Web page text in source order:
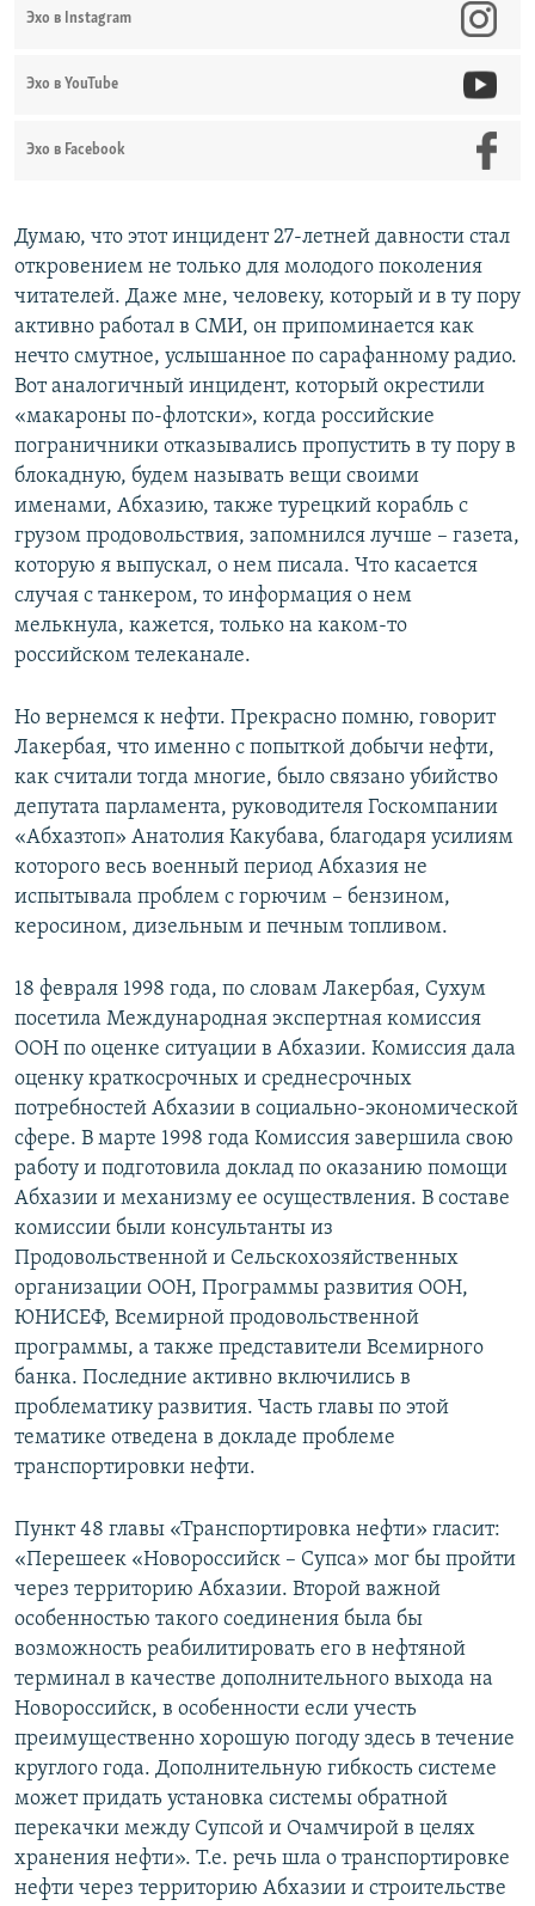
Эхо в Instagram
Эхо в YouTube
Эхо в Facebook
Думаю, что этот инцидент 27-летней давности стал
откровением не только для молодого поколения
читателей. Даже мне, человеку, который и в ту пору
активно работал в СМИ, он припоминается как
нечто смутное, услышанное по сарафанному радио.
Вот аналогичный инцидент, который окрестили
«макароны по-флотски», когда российские
пограничники отказывались пропустить в ту пору в
блокадную, будем называть вещи своими
именами, Абхазию, также турецкий корабль с
грузом продовольствия, запомнился лучше – газета,
которую я выпускал, о нем писала. Что касается
случая с танкером, то информация о нем
мелькнула, кажется, только на каком-то
российском телеканале.
Но вернемся к нефти. Прекрасно помню, говорит
Лакербая, что именно с попыткой добычи нефти,
как считали тогда многие, было связано убийство
депутата парламента, руководителя Госкомпании
«Абхазтоп» Анатолия Какубава, благодаря усилиям
которого весь военный период Абхазия не
испытывала проблем с горючим – бензином,
керосином, дизельным и печным топливом.
18 февраля 1998 года, по словам Лакербая, Сухум
посетила Международная экспертная комиссия
ООН по оценке ситуации в Абхазии. Комиссия дала
оценку краткосрочных и среднесрочных
потребностей Абхазии в социально-экономической
сфере. В марте 1998 года Комиссия завершила свою
работу и подготовила доклад по оказанию помощи
Абхазии и механизму ее осуществления. В составе
комиссии были консультанты из
Продовольственной и Сельскохозяйственных
организации ООН, Программы развития ООН,
ЮНИСЕФ, Всемирной продовольственной
программы, а также представители Всемирного
банка. Последние активно включились в
проблематику развития. Часть главы по этой
тематике отведена в докладе проблеме
транспортировки нефти.
Пункт 48 главы «Транспортировка нефти» гласит:
«Перешеек «Новороссийск – Супса» мог бы пройти
через территорию Абхазии. Второй важной
особенностью такого соединения была бы
возможность реабилитировать его в нефтяной
терминал в качестве дополнительного выхода на
Новороссийск, в особенности если учесть
преимущественно хорошую погоду здесь в течение
круглого года. Дополнительную гибкость системе
может придать установка системы обратной
перекачки между Супсой и Очамчирой в целях
хранения нефти». Т.е. речь шла о транспортировке
нефти через территорию Абхазии и строительстве